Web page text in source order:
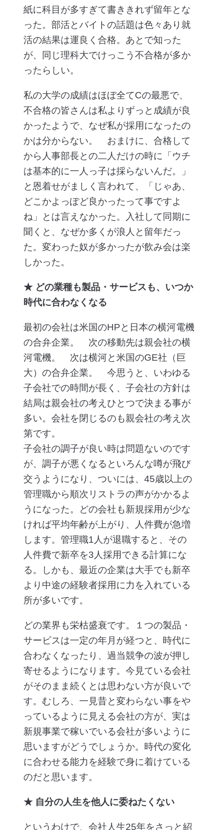
紙に科目が多すぎて書ききれず留年とな
った。部活とバイトの話題は色々あり就
活の結果は運良く合格。あとで知った
が、同じ理科大でけっこう不合格が多か
ったらしい。
私の大学の成績はほぼ全てCの最悪で、
不合格の皆さんは私よりずっと成績が良
かったようで、なぜ私が採用になったの
かは分からない。 おまけに、合格して
から人事部長との二人だけの時に「ウチ
は基本的に一人っ子は採らないんだ。」
と恩着せがましく言われて、「じゃあ、
どこかよっぽど良かったって事ですよ
ね」とは言えなかった。入社して同期に
聞くと、なぜか多くが浪人と留年だっ
た。変わった奴が多かったが飲み会は楽
しかった。
★ どの業種も製品・サービスも、いつか
時代に合わなくなる
最初の会社は米国のHPと日本の横河電機
の合弁企業。 次の移動先は親会社の横
河電機。 次は横河と米国のGE社（巨
大）の合弁企業。 今思うと、いわゆる
子会社での時間が長く、子会社の方針は
結局は親会社の考えひとつで決まる事が
多い。会社を閉じるのも親会社の考え次
第です。
子会社の調子が良い時は問題ないのです
が、調子が悪くなるといろんな噂が飛び
交うようになり、ついには、45歳以上の
管理職から順次リストラの声がかかるよ
うになった。どの会社も新規採用が少な
ければ平均年齢が上がり、人件費が急増
します。管理職1人が退職すると、その
人件費で新卒を3人採用できる計算にな
る。しかも、最近の企業は大手でも新卒
より中途の経験者採用に力を入れている
所が多いです。
どの業界も栄枯盛衰です。１つの製品・
サービスは一定の年月が経つと、時代に
合わなくなったり、過当競争の波が押し
寄せるようになります。今見ている会社
がそのまま続くとは思わない方が良いで
す。むしろ、一見昔と変わらない事をや
っているように見える会社の方が、実は
新規事業で稼いでいる会社が多いように
思いますがどうでしょうか。時代の変化
に合わせる能力を経験で身に着けている
のだと思います。
★ 自分の人生を他人に委ねたくない
というわけで、会社人生25年をさっと紹